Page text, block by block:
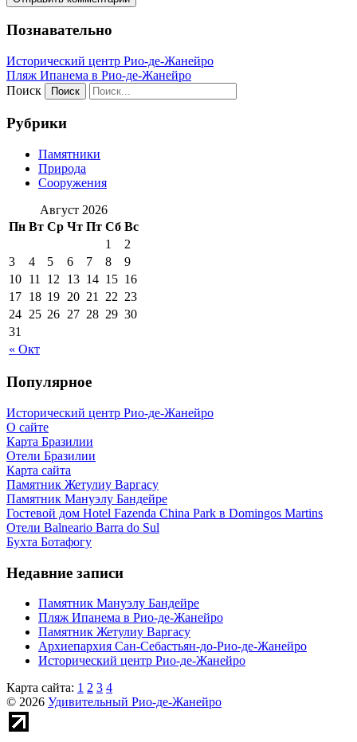
Познавательно
Исторический центр Рио-де-Жанейро
Пляж Ипанема в Рио-де-Жанейро
Поиск
Рубрики
Памятники
Природа
Сооружения
Август 2026
Пн Вт Ср Чт Пт Сб Вс
« Окт
1
2
3
4 5 6 7 8
9
10 11 12 13 14 15 16
17 18 19 20 21 22 23
24 25 26 27 28 29 30
31
Популярное
Исторический центр Рио-де-Жанейро
О сайте
Карта Бразилии
Отели Бразилии
Карта сайта
Памятник Жетулиу Варгасу
Памятник Мануэлу Бандейре
Гостевой дом Hotel Fazenda China Park в Domingos Martins
Отели Balneario Barra do Sul
Бухта Ботафогу
Недавние записи
Памятник Мануэлу Бандейре
Пляж Ипанема в Рио-де-Жанейро
Памятник Жетулиу Варгасу
Архиепархия Сан-Себастьян-до-Рио-де-Жанейро
Исторический центр Рио-де-Жанейро
Карта сайта: 1 2 3 4
© 2026 Удивительный Рио-де-Жанейро